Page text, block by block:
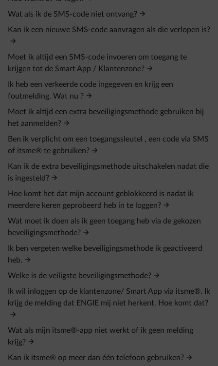
Wat als ik de SMS-code niet ontvang?
Kan ik een nieuwe SMS-code aanvragen als die verlopen is?
Moet ik altijd een SMS-code invoeren om toegang te
krijgen tot de Smart App / Klantenzone?
Ik heb een verkeerde code ingegeven en krijg een
foutmelding. Wat nu ?
Moet ik altijd een extra beveiligingsmethode gebruiken bij
het aanmelden?
Ben ik verplicht om een toegangssleutel , een code via SMS
of itsme® te gebruiken?
Kan ik de extra beveiligingsmethode uitschakelen nadat die
is ingesteld?
Hoe komt het dat mijn account geblokkeerd is nadat ik
meerdere keren geprobeerd heb in te loggen?
Wat moet ik doen als ik geen toegang heb via de gekozen
beveiligingsmethode?
Ik ben vergeten welke beveiligingsmethode ik geactiveerd
heb.
Welke is de veiligste beveiligingsmethode?
Ik wil inloggen op de klantenzone/ Smart App via itsme®. Ik
krijg de melding dat ENGIE mij niet herkent. Hoe komt dat?
Wat als mijn itsme®-app niet werkt of ik geen melding
krijg?
Kan ik itsme® op meer dan één telefoon gebruiken?